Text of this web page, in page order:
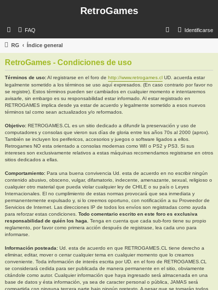
RetroGames
FAQ Identificarse
s
a
r
RG Índice general
RetroGames - Condiciones de uso
Términos de uso:Al registrarse en el foro de http://www.retrogames.cl UD. acuerda estar
legalmente sometido a los términos se uso aquí expresados. (En caso contrario por favor no
se registre). Estos términos pueden ser cambiados en cualquier momento e intentaremos
avisarle, sin embargo es su responsabilidad estar informado. Al estar registrado en
RETROGAMES implica desde ya estar de acuerdo y legalmente sometido a esos nuevos
términos tal como sean actualizados y/o reformados.
Objetivo: RETROGAMES.CL es un sitio dedicado a difundir la preservación y uso de
computadores y consolas que vieron sus días de gloria entre los años 70s al 2000 (aprox).
También se incluyen los perifericos, accesorios y juegos o software ligados a ellos.
Retrogames NO esta orientado a consolas modernas como WII o PS2 y PS3. Si sus
intereses son exclusivamente relativos a estas máquinas recomendamos registrarse en otros
sitios dedicados a ellas.
Comportamiento: Para una buena convivencia Ud. esta de acuerdo en no escribir ningún
contenido abusivo, obsceno, vulgar, difamatorio, indecente, amenazante, sexual, religioso o
cualquier otro material que pueda violar cualquier ley de CHILE o su país o Leyes
Internacionales. El no cumplimiento de estas normas provocará que sea inmediata y
permanentemente expulsado y, si lo creemos oportuno, con notificación a su Proveedor de
Servicios de Internet. Las direcciones IP de todos los envíos son registradas como ayuda
para reforzar estas condiciones. Todo comentario escrito en este foro es exclusiva
responsabilidad de quién los haga.
Tenga en cuenta que cada sub-foro tiene su propio
reglamento, por favor como primera acción después de registrase, lea cada uno para
informarse.
Información posteada: Ud. esta de acuerdo en que RETROGAMES.CL tiene derecho a
eliminar, editar, mover o cerrar cualquier tema en cualquier momento que lo creamos
conveniente. Toda información de interés escrita por UD. en el foro de RETROGAMES.CL
se considerará cedida para ser publicada de manera permanente en el sitio, obviamente
citándole como autor. Cualquier información que haya ingresado será almacenada en una
base de datos y ésta información, ya sea de caracter personal o pública, JAMAS será
compartida con ninguna tercera parte bajo ningún pretexto. A pesar que se tomarán todos